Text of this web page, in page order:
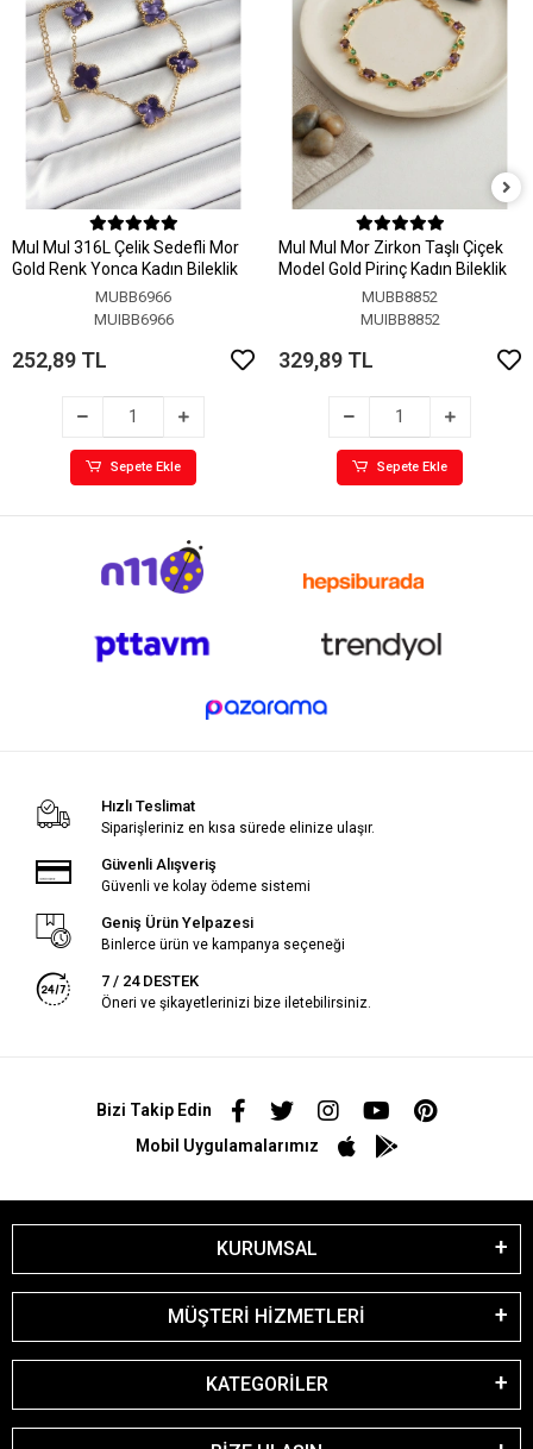
MuI MuI 316L Çelik Sedefli Mor
Gold Renk Yonca Kadın Bileklik
MUBB6966
MUIBB6966
252,89 TL
Sepete Ekle
MuI MuI Mor Zirkon Taşlı Çiçek
Model Gold Pirinç Kadın Bileklik
MUBB8852
MUIBB8852
329,89 TL
Sepete Ekle
Hızlı Teslimat
Siparişleriniz en kısa sürede elinize ulaşır.
Güvenli Alışveriş
Güvenli ve kolay ödeme sistemi
Geniş Ürün Yelpazesi
Binlerce ürün ve kampanya seçeneği
7 / 24 DESTEK
Öneri ve şikayetlerinizi bize iletebilirsiniz.
Bizi Takip Edin
Mobil Uygulamalarımız
KURUMSAL
MÜŞTERİ HİZMETLERİ
KATEGORİLER